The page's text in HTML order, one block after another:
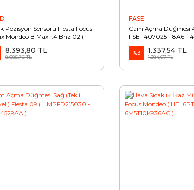
Pozisyon Sensörü Fiesta Focus
Mondeo B Max 1.4 Bnz 02 (
)
8.393,80 TL
8.685,76 TL
FASE
Cam Açma Düğmesi
FSE11407025 -
%3 1.337,54 TL
1.384,07 TL